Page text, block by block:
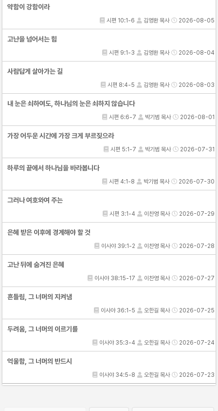
약함이 강함이라
시편 10:1-6 김영환 목사 2026-08-05
고난을 넘어서는 힘
시편 9:1-3 김영환 목사 2026-08-04
사람답게 살아가는 길
시편 8:4-5 김영환 목사 2026-08-03
내 눈은 쇠하여도, 하나님의 눈은 쇠하지 않습니다
시편 6:6-7 박기범 목사 2026-08-01
가장 어두운 시간에 가장 크게 부르짖으라
시편 5:1-7 박기범 목사 2026-07-31
하루의 끝에서 하나님을 바라봅니다
시편 4:1-8 박기범 목사 2026-07-30
그러나 여호와여 주는
시편 3:1-4 이찬영 목사 2026-07-29
은혜 받은 이후에 경계해야 할 것
이사야 39:1-2 이찬영 목사 2026-07-28
고난 뒤에 숨겨진 은혜
이사야 38:15-17 이찬영 목사 2026-07-27
흔들림, 그 너머의 지켜냄
이사야 36:1-5 오한길 목사 2026-07-25
두려움, 그 너머의 이르기를
이사야 35:3-4 오한길 목사 2026-07-24
억울함, 그 너머의 반드시
이사야 34:5-8 오한길 목사 2026-07-23